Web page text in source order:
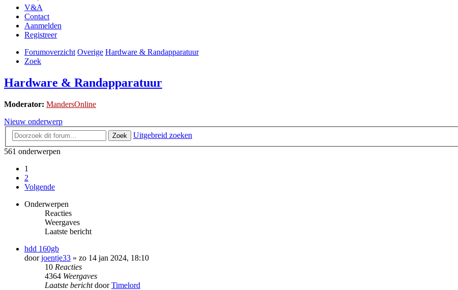
V&A
Contact
Aanmelden
Registreer
Forumoverzicht Overige Hardware & Randapparatuur
Zoek
Hardware & Randapparatuur
Moderator: MandersOnline
Nieuw onderwerp
Zoek
Uitgebreid zoeken
561 onderwerpen
1
2
Volgende
Onderwerpen
Reacties
Weergaves
Laatste bericht
hdd 160gb
doorjoentje33 » zo 14 jan 2024, 18:10
10 Reacties
4364 Weergaves
Laatste berichtdoorTimelord